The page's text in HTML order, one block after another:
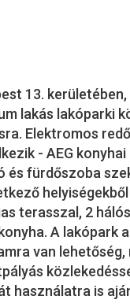
13.
lakás lakóparki
Elektromos
- AEG
és fürdőszoba
terasszal, 2
A lakópark
van
használatra is